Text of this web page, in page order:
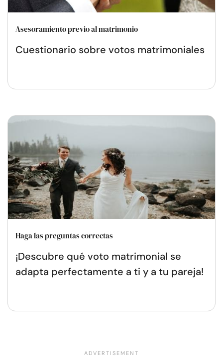
Asesoramiento previo al matrimonio
Cuestionario sobre votos matrimoniales
Haga las preguntas correctas
¡Descubre qué voto matrimonial se
adapta perfectamente a ti y a tu pareja!